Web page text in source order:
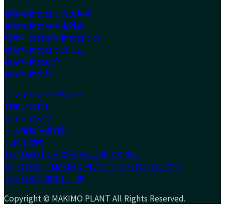
観葉植物の育て方の基本
観葉植物の病害虫対策
種類別の観葉植物の育て方
観葉植物の育て方FAQ
観葉植物の紹介
観葉植物図鑑
プライバシーポリシー
お問い合わせ
サイトマップ
個人情報保護方針
ご利用規約
特定商取引に関する法律に基づく表示
HITOTOKI（MAKIMO PLANT）からのごあいさつ
よくあるご質問と回答
Copyright © MAKIMO PLANT All Rights Reserved.